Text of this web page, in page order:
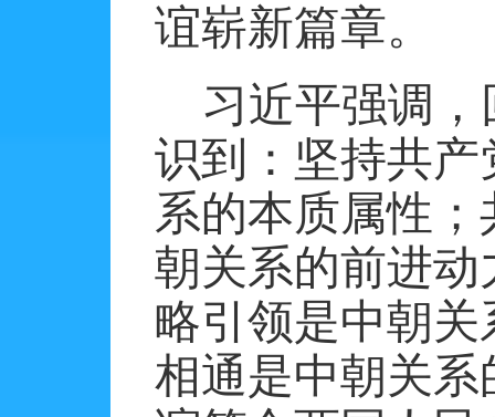
谊崭新篇章。
习近平强调
识到：坚持共
系的本质属性
朝关系的前进
略引领是中朝
相通是中朝关